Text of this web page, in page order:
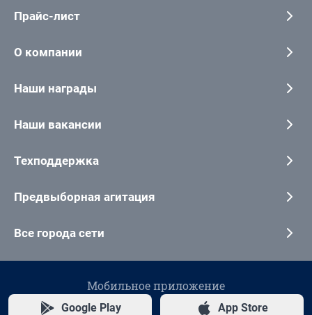
Прайс-лист
О компании
Наши награды
Наши вакансии
Техподдержка
Предвыборная агитация
Все города сети
Мобильное приложение
Google Play App Store